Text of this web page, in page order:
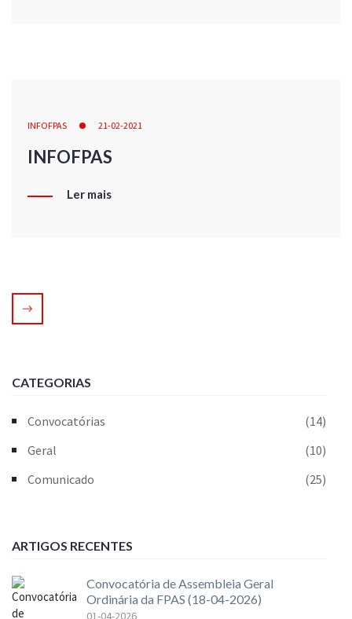
INFOFPAS 21-02-2021
INFOFPAS
Ler mais
CATEGORIAS
Convocatórias
(14)
Geral
(10)
Comunicado
(25)
ARTIGOS RECENTES
Convocatória de Assembleia Geral
Ordinária da FPAS (18-04-2026)
01-04-2026